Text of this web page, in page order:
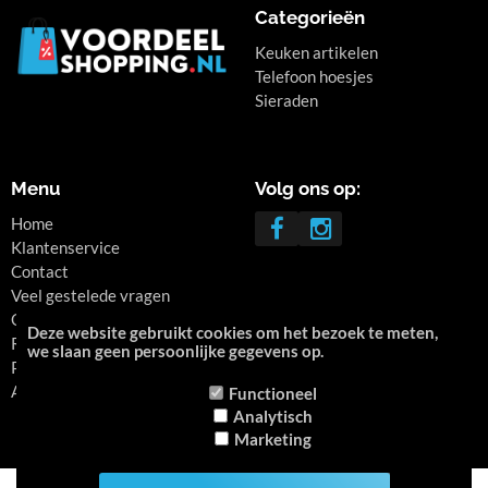
Categorieën
Keuken artikelen
Telefoon hoesjes
Sieraden
Menu
Home
Klantenservice
Contact
Veel gestelede vragen
Over ons
Retourneren
Privacy
Algemene voorwaarden
Volg ons op:
Deze website gebruikt cookies om het bezoek te meten,
we slaan geen persoonlijke gegevens op.
Functioneel
Analytisch
Marketing